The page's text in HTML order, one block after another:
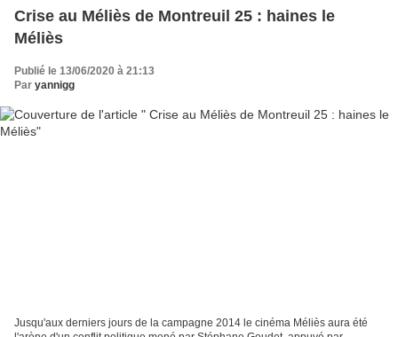
Crise au Méliès de Montreuil 25 : haines le
Méliès
Publié le 13/06/2020 à 21:13
Par yannigg
Jusqu'aux derniers jours de la campagne 2014 le cinéma Méliès aura été